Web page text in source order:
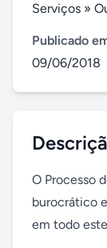
Serviços »
Publicado
09/06/2018
O Processo
burocrático
em todo